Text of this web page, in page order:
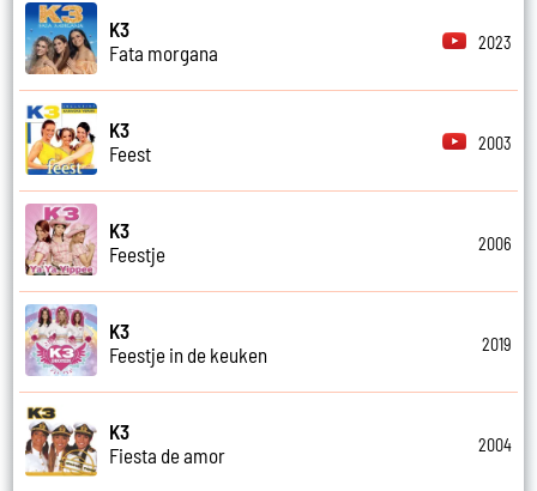
K3
Fata morgana
2023
K3
Feest
2003
K3
Feestje
2006
K3
Feestje in de keuken
2019
K3
Fiesta de amor
2004